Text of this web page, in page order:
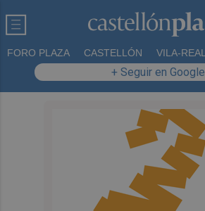
FORO PLAZA CASTELLÓN VILA-REAL
+ Seguir en Google